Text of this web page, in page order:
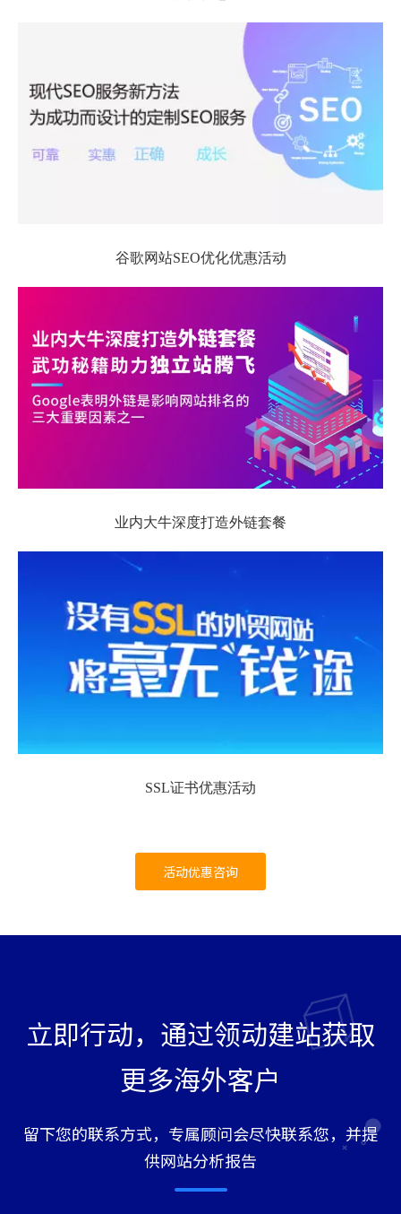
谷歌网站SEO优化优惠活动
业内大牛深度打造外链套餐
SSL证书优惠活动
活动优惠咨询
立即行动，通过领动建站获取
更多海外客户
留下您的联系方式，专属顾问会尽快联系您，并提
供网站分析报告